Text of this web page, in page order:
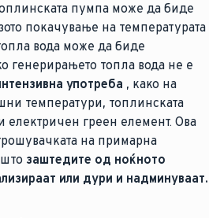
пумпа може да биде
покачување на температурата
вода може да биде
генерирањето топла вода не е
употреба , како на
температури, топлинската
електричен греен елемент. Ова
на примарна
што заштедите од ноќното
или дури и надминуваат.